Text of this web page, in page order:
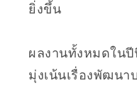
ยิ่งขึ้น
ผลงานทั้งหมดใน
มุ่งเน้นเรื่องพัฒนา